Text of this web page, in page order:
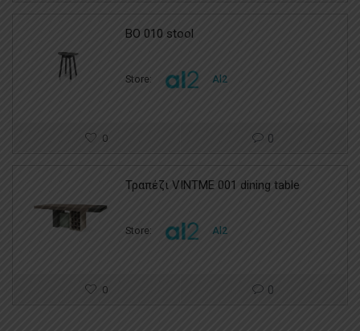
BO 010 stool
Store: Al2
0 0
Τραπέζι VINTME 001 dining table
Store: Al2
0 0